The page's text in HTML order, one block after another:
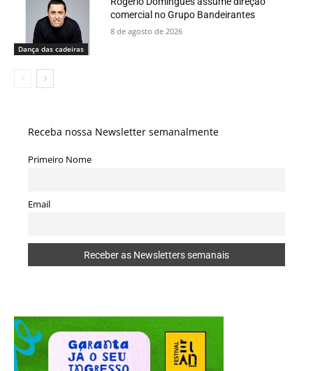
Dança das cadeiras
comercial no Grupo Bandeirantes
8 de agosto de 2026
Receba nossa Newsletter semanalmente
Primeiro Nome
Email